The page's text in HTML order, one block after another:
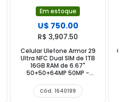
Em estoque
U$ 750.00
R$ 3,907.50
Celular Ulefone Armor 29
Ultra NFC Dual SIM de 1TB
16GB RAM de 6.67"
50+50+64MP 50MP -
Cód. 1640199